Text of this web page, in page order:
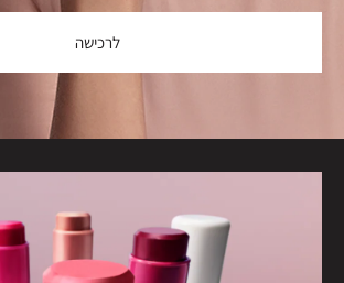
לרכישה